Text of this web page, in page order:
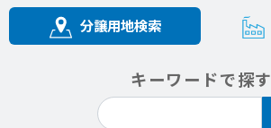
分譲用地検索
キーワードで探す